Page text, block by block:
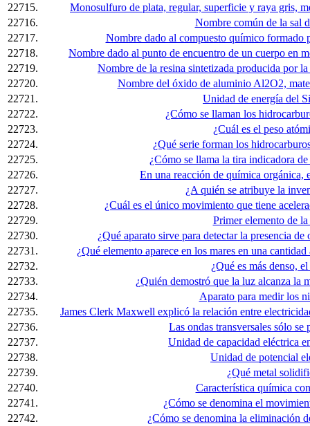
22715.
Monosulfuro de plata, regular, superficie y raya gris,
22716.
Nombre común de la sal
22717.
Nombre dado al compuesto químico formado
22718.
Nombre dado al punto de encuentro de un cuerpo en
22719.
Nombre de la resina sintetizada producida por
22720.
Nombre del óxido de aluminio Al2O2,
22721.
Unidad de energía del
22722.
¿Cómo se llaman los
22723.
¿Cuál es el peso
22724.
¿Qué serie forman los
22725.
¿Cómo se llama la tira indicadora
22726.
En una reacción de química orgánica,
22727.
¿A quién se atribuye la
22728.
¿Cuál es el único movimiento que tiene
22729.
Primer elemento de
22730.
¿Qué aparato sirve para detectar la presencia
22731.
¿Qué elemento aparece en los mares en una
22732.
¿Qué es más denso,
22733.
¿Quién demostró que la luz alcanza la
22734.
Aparato para medir los
22735.
James Clerk Maxwell explicó la relación entre
22736.
Las ondas transversales sólo se
22737.
Unidad de capacidad eléctrica
22738.
Unidad de potencial
22739.
¿Qué metal
22740.
Característica química
22741.
¿Cómo se denomina el
22742.
¿Cómo se denomina la eliminación